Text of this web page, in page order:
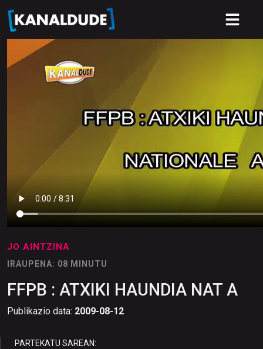
JO AINTZINA
IRAUPENA: 08 MINUTU
FFPB : ATXIKI HAUNDIA NAT A
Publikazio data: 2009-08-12
PARTEKATU SAREAN: